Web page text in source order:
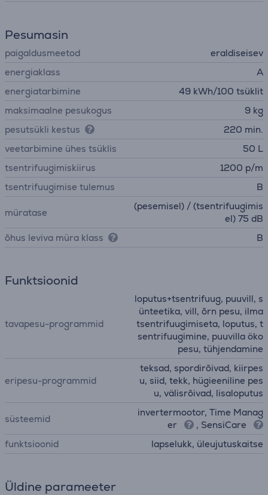
Pesumasin
paigaldusmeetod
eraldiseisev
energiaklass
A
energiatarbimine
49 kWh/100 tsüklit
maksimaalne pesukogus
9 kg
pesutsükli kestus
220 min.
veetarbimine ühes tsüklis
50 L
tsentrifuugimiskiirus
1200 p/m
tsentrifuugimise tulemus
B
müratase
(pesemisel) / (tsentrifuugimis
el) 75 dB
õhus leviva müra klass
B
Funktsioonid
tavapesu-programmid
loputus+tsentrifuug, puuvill, s
ünteetika, vill, õrn pesu, ilma
tsentrifuugimiseta, loputus, t
sentrifuugimine, puuvilla öko
pesu, tühjendamine
eripesu-programmid
teksad, spordirõivad, kiirpes
u, siid, tekk, hügieeniline pes
u, välisrõivad, lisaloputus
süsteemid
invertermootor, Time Manag
er
, SensiCare
funktsioonid
lapselukk, üleujutuskaitse
Üldine parameeter